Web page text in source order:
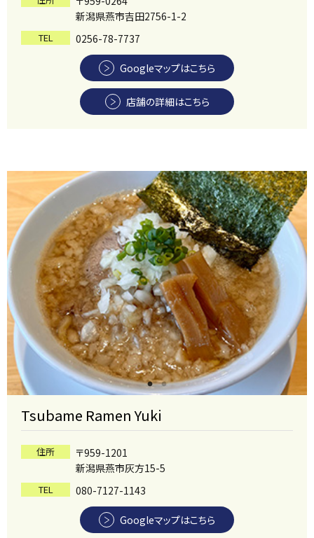
新潟県燕市吉田2756-1-2
TEL 0256-78-7737
Googleマップはこちら
店舗の詳細はこちら
Tsubame Ramen Yuki
住所
〒959-1201
新潟県燕市灰方15-5
TEL 080-7127-1143
Googleマップはこちら